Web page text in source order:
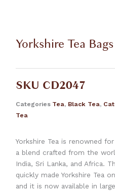
Yorkshire Tea
SKU CD2047
Categories Tea, Black Tea,
Tea
Yorkshire Tea is renowned
a blend crafted from the
India, Sri Lanka, and Africa.
quickly made Yorkshire Tea
and it is now available in